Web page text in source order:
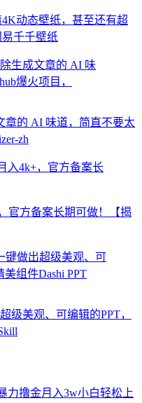
动态壁纸，甚至还有超
千千壁纸
章的 AI 味道，简直不要太
zh
官方备案长期可做！【揭
级美观、可编辑的PPT，
力撸金月入3w小白轻松上